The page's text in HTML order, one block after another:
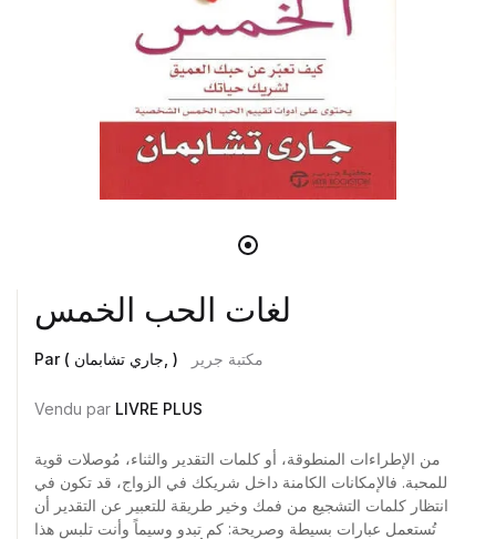
لغات الحب الخمس
Par ( جاري تشابمان, ) مكتبة جرير
Vendu par LIVRE PLUS
من الإطراءات المنطوقة، أو كلمات التقدير والثناء، مُوصلات قوية
للمحبة. فالإمكانات الكامنة داخل شريكك في الزواج، قد تكون في
انتظار كلمات التشجيع من فمك وخير طريقة للتعبير عن التقدير أن
تُستعمل عبارات بسيطة وصريحة: كم تبدو وسيماً وأنت تلبس هذا